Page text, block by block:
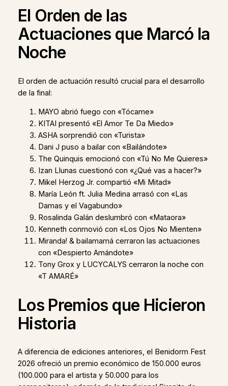
El Orden de las
Actuaciones que Marcó la
Noche
El orden de actuación resultó crucial para el desarrollo
de la final:
MAYO abrió fuego con «Tócame»
KITAI presentó «El Amor Te Da Miedo»
ASHA sorprendió con «Turista»
Dani J puso a bailar con «Bailándote»
The Quinquis emocionó con «Tú No Me Quieres»
Izan Llunas cuestionó con «¿Qué vas a hacer?»
Mikel Herzog Jr. compartió «Mi Mitad»
María León ft. Julia Medina arrasó con «Las
Damas y el Vagabundo»
Rosalinda Galán deslumbró con «Mataora»
Kenneth conmovió con «Los Ojos No Mienten»
Miranda! & bailamamá cerraron las actuaciones
con «Despierto Amándote»
Tony Grox y LUCYCALYS cerraron la noche con
«T AMARÉ»
Los Premios que Hicieron
Historia
A diferencia de ediciones anteriores, el Benidorm Fest
2026 ofreció un premio económico de 150.000 euros
(100.000 para el artista y 50.000 para los